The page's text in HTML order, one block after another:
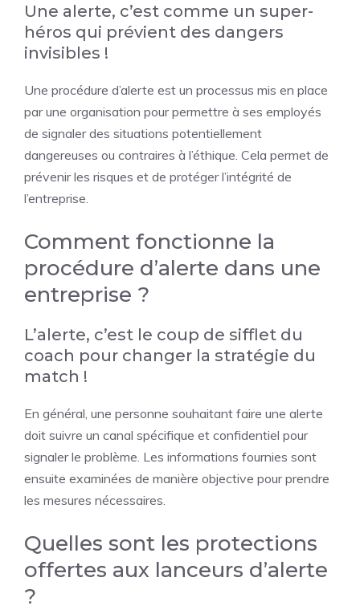
Une alerte, c’est comme un super-
héros qui prévient des dangers
invisibles !
Une procédure d’alerte est un processus mis en place
par une organisation pour permettre à ses employés
de signaler des situations potentiellement
dangereuses ou contraires à l’éthique. Cela permet de
prévenir les risques et de protéger l’intégrité de
l’entreprise.
Comment fonctionne la
procédure d’alerte dans une
entreprise ?
L’alerte, c’est le coup de sifflet du
coach pour changer la stratégie du
match !
En général, une personne souhaitant faire une alerte
doit suivre un canal spécifique et confidentiel pour
signaler le problème. Les informations fournies sont
ensuite examinées de manière objective pour prendre
les mesures nécessaires.
Quelles sont les protections
offertes aux lanceurs d’alerte
?